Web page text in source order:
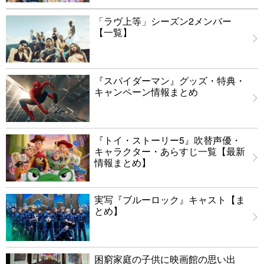
「ラヴ上等」シーズン2メンバー
【一覧】
『スパイダーマン』グッズ・特典・
キャンペーン情報まとめ
『トイ・ストーリー5』吹替声優・
キャラクター・あらすじ一覧【最新
情報まとめ】
実写『ブルーロック』キャスト【ま
とめ】
困窮家庭の子供に映画館の思い出